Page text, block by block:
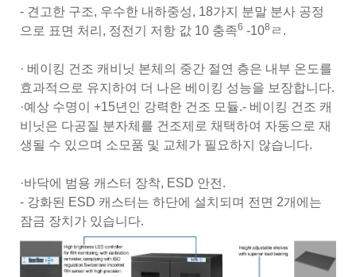
- 견고한 구조, 우수한 내하중성, 18가지 분말 분사 공정
으로 표면 처리, 정전기 저항 값 10 충족6 -108 ㄹ.
· 베이킹 건조 캐비닛 본체의 중간 절연 층은 내부 온도를
효과적으로 유지하여 더 나은 베이킹 성능을 보장합니다.
·예상 수명이 +15년인 강력한 건조 모듈.- 베이킹 건조 캐
비닛은 다공질 분자체를 건조제로 채택하여 자동으로 재
생될 수 있으며 소모품 및 교체가 필요하지 않습니다.
·바닥에 범용 캐스터 장착, ESD 안전.
- 강화된 ESD 캐스터는 하단에 설치되며 전면 2개에는
잠금 장치가 있습니다.